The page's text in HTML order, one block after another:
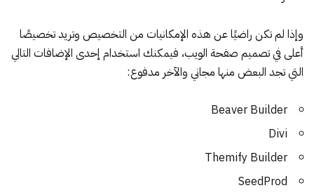
وإذا لم تكن راضيًا عن هذه الإمكانيات من التخصيص وتريد تخصيصًا
أعلى في تصميم صفحة الويب، فيمكنك استخدام إحدى الإضافات التالي
التي تجد البعض منها مجاني والآخر مدفوع:
Beaver Builder
Divi
Themify Builder
SeedProd